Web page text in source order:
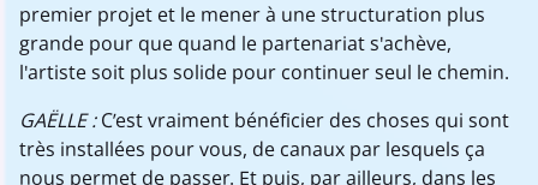
premier projet et le mener à une structuration plus
grande pour que quand le partenariat s'achève,
l'artiste soit plus solide pour continuer seul le chemin.
GAËLLE :C’est vraiment bénéficier des choses qui sont
très installées pour vous, de canaux par lesquels ça
nous permet de passer. Et puis, par ailleurs, dans les